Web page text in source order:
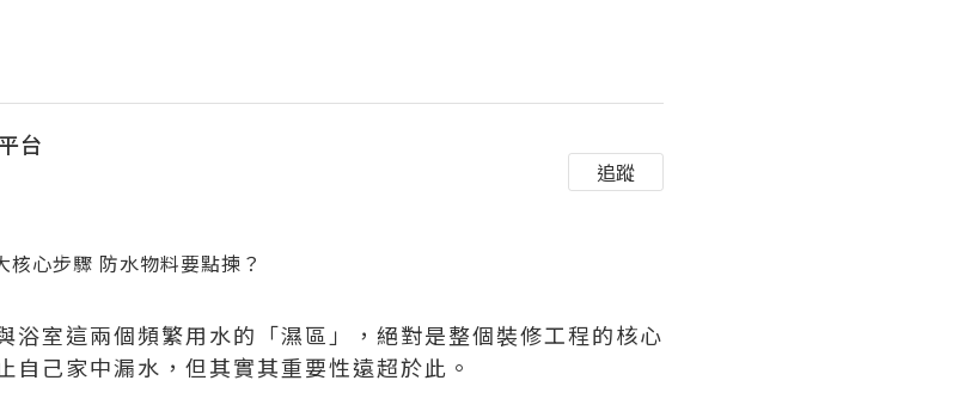
台
追蹤
浴室這兩個頻繁用水的「濕區」，絕對是整個裝修工程的核心
己家中漏水，但其實其重要性遠超於此。